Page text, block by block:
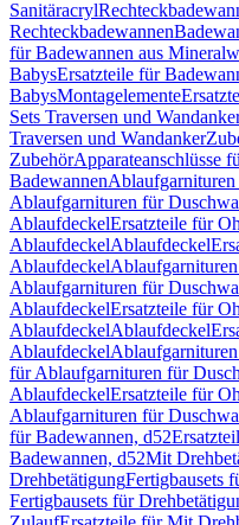
Sanitäracryl
Rechteckbadewannen
für Badewannen aus
BabysErsatzteile für
BabysMontagelemente
Sets Traversen und
Traversen und Wandanker
ZubehörApparateanschlüsse
Badewannen
Ablaufgarnituren für
AblaufdeckelErsatzteile für
AblaufdeckelAblaufdeckel
Ablaufdeckel
Ablaufgarnituren für
AblaufdeckelErsatzteile für
AblaufdeckelAblaufdeckel
Ablaufdeckel
für Ablaufgarnituren für
AblaufdeckelErsatzteile für
Ablaufgarnituren für
für Badewannen, d52
Badewannen, d52Mit
DrehbetätigungFertigbausets
Fertigbausets für